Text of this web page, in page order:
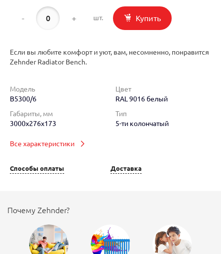
- + шт. Купить
Если вы любите комфорт и уют, вам, несомненно, понравится
Zehnder Radiator Bench.
Модель
B5300/6
Цвет
RAL 9016 белый
Габариты, мм
3000x276x173
Тип
5-ти колончатый
Все характеристики
Способы оплаты Доставка
Почему Zehnder?